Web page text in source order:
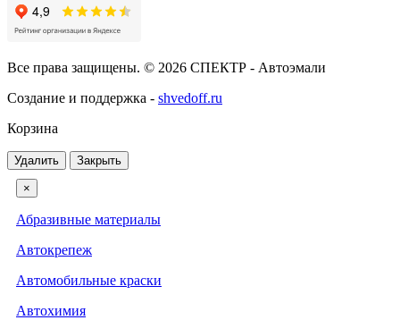
Все права защищены. © 2026 СПЕКТР - Автоэмали
Создание и поддержка - shvedoff.ru
Корзина
Удалить Закрыть
×
Абразивные материалы
Автокрепеж
Автомобильные краски
Автохимия